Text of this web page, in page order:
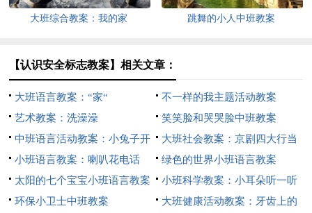
大班综合教案：我的家 跳舞的小人中班教案
【认识安全标志教案】相关文章：
大班语言教案：“家“
不一样的我主题活动教案
艺术教案：洗澡澡
笑笑脸和哭哭脸中班教案
中班语言活动教案：小兔子开
铺
大班社会教案：京剧四大行当
小班语言教案：喇叭花电话
绿色的世界小班语言教案
太阳的七个宝宝小班语言教案
小班科学教案：小耳朵听一听
环保小卫士中班教案
大班健康活动教案：牙齿上的